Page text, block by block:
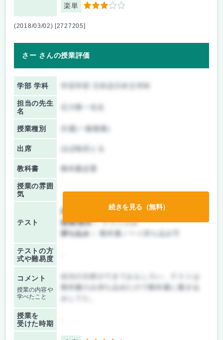
楽単 3
(2018/03/02) [2727205]
さー さんの授業評価
学部 学科
担当の先生
名
授業種別 共通(一般教養)
出席 ほぼ毎回とる
教科書 教科書必要
授業の雰囲
気
テスト
前期/中間：
テスト・レポート両方なし
後期/期末：テストのみ
持ち込み：
教科書ノート持ち込み可
テストの方
式や難易度
コメント
授業の内容や
学べたこと
教科書のみ持ち込めたので教科書に書き込
授業を
受けた時期
続きを見る（無料）